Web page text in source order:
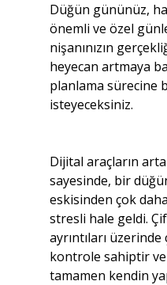
Düğün gününüz,
önemli ve özel
nişanınızın
heyecan artmaya
planlama sürecine
isteyeceksiniz.
Dijital araçların
sayesinde, bir
eskisinden çok
stresli hale geldi.
ayrıntıları
kontrole sahiptir ve
tamamen kendin